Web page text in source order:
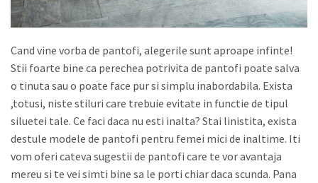
Cand vine vorba de pantofi, alegerile sunt aproape infinte!
Stii foarte bine ca perechea potrivita de pantofi poate salva
o tinuta sau o poate face pur si simplu inabordabila. Exista
,totusi, niste stiluri care trebuie evitate in functie de tipul
siluetei tale. Ce faci daca nu esti inalta? Stai linistita, exista
destule modele de pantofi pentru femei mici de inaltime. Iti
vom oferi cateva sugestii de pantofi care te vor avantaja
mereu si te vei simti bine sa le porti chiar daca scunda. Pana